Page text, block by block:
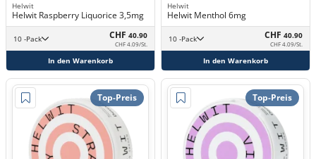
Helwit
Helwit Raspberry Liquorice 3,5mg
10 -Pack CHF 40.90
CHF 4.09/St.
In den Warenkorb
Helwit
Helwit Menthol 6mg
10 -Pack CHF 40.90
CHF 4.09/St.
In den Warenkorb
Top-Preis Top-Preis